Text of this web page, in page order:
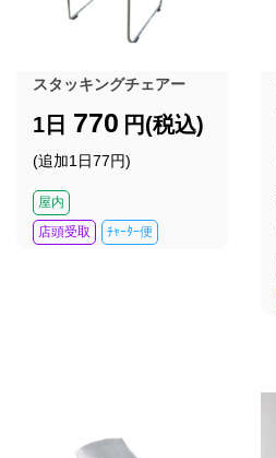
スタッキングチェアー
1日 770 円(税込)
(追加1日77円)
屋内
店頭受取
ﾁｬｰﾀｰ便